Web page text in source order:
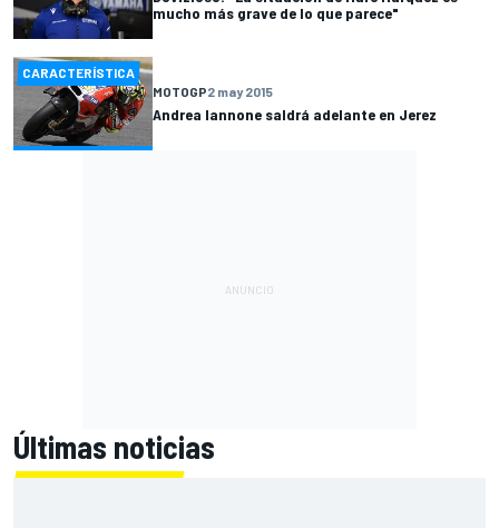
mucho más grave de lo que parece"
CARACTERÍSTICA
MOTOGP2 may 2015
Andrea Iannone saldrá adelante en Jerez
Últimas noticias